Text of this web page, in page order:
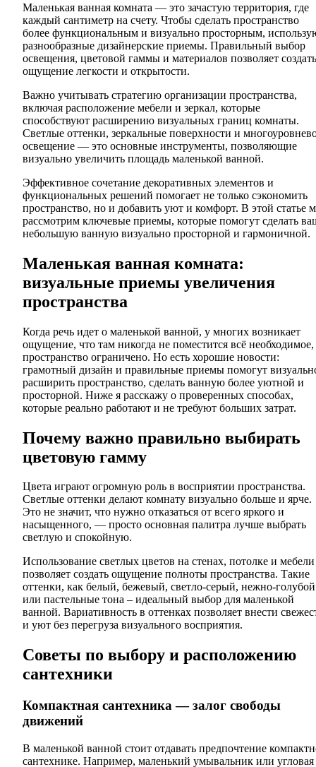
Маленькая ванная комната — это зачастую территория, где
каждый сантиметр на счету. Чтобы сделать пространство
более функциональным и визуально просторным,
разнообразные дизайнерские приемы. Правильный выбор
освещения, цветовой гаммы и материалов позволяет создать
ощущение легкости и открытости.
Важно учитывать стратегию организации пространства,
включая расположение мебели и зеркал, которые
способствуют расширению визуальных границ комнаты.
Светлые оттенки, зеркальные поверхности и
освещение — это основные инструменты, позволяющие
визуально увеличить площадь маленькой ванной.
Эффективное сочетание декоративных элементов и
функциональных решений помогает не только сэкономить
пространство, но и добавить уют и комфорт. В этой статье
рассмотрим ключевые приемы, которые помогут сделать
небольшую ванную визуально просторной и гармоничной.
Маленькая ванная комната:
визуальные приемы увеличения
пространства
Когда речь идет о маленькой ванной, у многих возникает
ощущение, что там никогда не поместится всё необходимое,
пространство ограничено. Но есть хорошие новости:
грамотный дизайн и правильные приемы помогут
расширить пространство, сделать ванную более уютной и
просторной. Ниже я расскажу о проверенных способах,
которые реально работают и не требуют больших затрат.
Почему важно правильно выбирать
цветовую гамму
Цвета играют огромную роль в восприятии пространства.
Светлые оттенки делают комнату визуально больше и ярче.
Это не значит, что нужно отказаться от всего яркого и
насыщенного, — просто основная палитра лучше выбрать
светлую и спокойную.
Использование светлых цветов на стенах, потолке и мебели
позволяет создать ощущение полноты пространства. Такие
оттенки, как белый, бежевый, светло-серый, нежно-голубой
или пастельные тона – идеальный выбор для маленькой
ванной. Вариативность в оттенках позволяет внести
и уют без перегруза визуального восприятия.
Советы по выбору и расположению
сантехники
Компактная сантехника — залог свободы
движений
В маленькой ванной стоит отдавать предпочтение
сантехнике. Например, маленький умывальник или угловая